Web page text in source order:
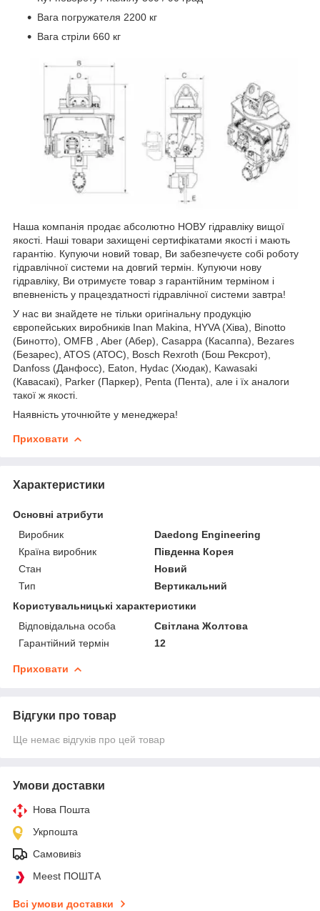
Вага погружателя 2200 кг
Вага стріли 660 кг
Наша компанія продає абсолютно НОВУ гідравліку вищої
якості. Наші товари захищені сертифікатами якості і мають
гарантію. Купуючи новий товар, Ви забезпечуєте собі роботу
гідравлічної системи на довгий термін. Купуючи нову
гідравліку, Ви отримуєте товар з гарантійним терміном і
впевненість у працездатності гідравлічної системи завтра!
У нас ви знайдете не тільки оригінальну продукцію
європейських виробників Inan Makina, HYVA (Хіва), Binotto
(Бинотто), OMFB , Aber (Абер), Casappa (Касаппа), Bezares
(Безарес), ATOS (АТОС), Bosch Rexroth (Бош Рексрот),
Danfoss (Данфосс), Eaton, Hydac (Хюдак), Kawasaki
(Кавасакі), Parker (Паркер), Penta (Пента), але і їх аналоги
такої ж якості.
Наявність уточнюйте у менеджера!
Приховати
Характеристики
Основні атрибути
Виробник
Daedong Engineering
Країна виробник
Південна Корея
Стан
Новий
Тип
Вертикальний
Користувальницькі характеристики
Відповідальна особа
Світлана Жолтова
Гарантійний термін
12
Приховати
Відгуки про товар
Ще немає відгуків про цей товар
Умови доставки
Нова Пошта
Укрпошта
Самовивіз
Meest ПОШТА
Всі умови доставки